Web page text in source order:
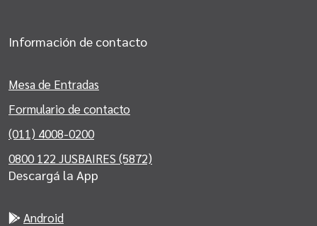
Información de contacto
Mesa de Entradas
Formulario de contacto
(011) 4008-0200
0800 122 JUSBAIRES (5872)
Descargá la App
Android